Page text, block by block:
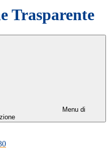
Trasparente
Menu di